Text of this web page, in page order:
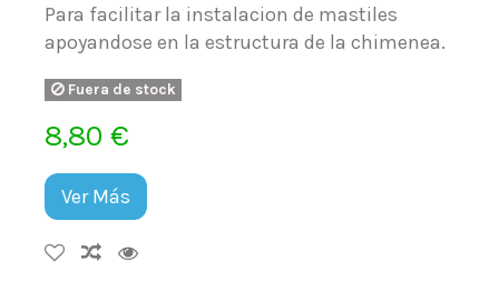
Para facilitar la instalacion de mastiles
apoyandose en la estructura de la chimenea.
Fuera de stock
8,80 €
Ver Más